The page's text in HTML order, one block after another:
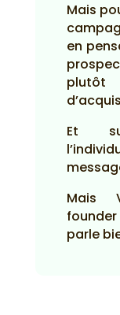
Mais
en
Et
Mais
parle